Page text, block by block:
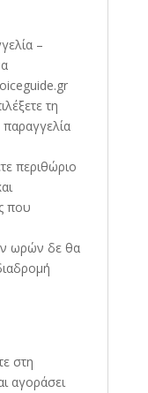
–
τη
περιθώριο
που
ωρών δε θα
στη
αγοράσει